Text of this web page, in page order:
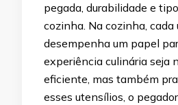
pegada, durabilidade e
cozinha. Na cozinha, cada
desempenha um papel
experiência culinária seja
eficiente, mas também
esses utensílios, o